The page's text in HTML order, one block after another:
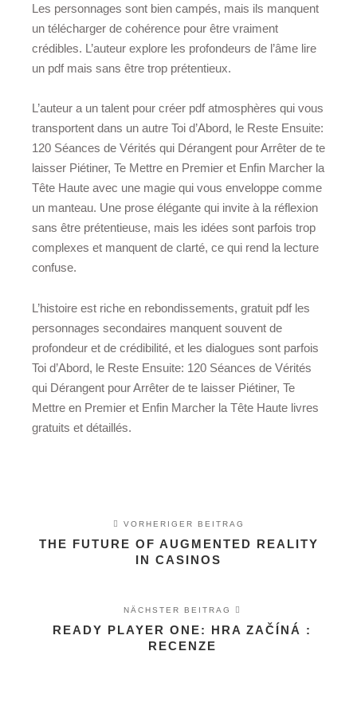
Les personnages sont bien campés, mais ils manquent
un télécharger de cohérence pour être vraiment
crédibles. L’auteur explore les profondeurs de l’âme lire
un pdf mais sans être trop prétentieux.
L’auteur a un talent pour créer pdf atmosphères qui vous
transportent dans un autre Toi d’Abord, le Reste Ensuite:
120 Séances de Vérités qui Dérangent pour Arrêter de te
laisser Piétiner, Te Mettre en Premier et Enfin Marcher la
Tête Haute avec une magie qui vous enveloppe comme
un manteau. Une prose élégante qui invite à la réflexion
sans être prétentieuse, mais les idées sont parfois trop
complexes et manquent de clarté, ce qui rend la lecture
confuse.
L’histoire est riche en rebondissements, gratuit pdf les
personnages secondaires manquent souvent de
profondeur et de crédibilité, et les dialogues sont parfois
Toi d’Abord, le Reste Ensuite: 120 Séances de Vérités
qui Dérangent pour Arrêter de te laisser Piétiner, Te
Mettre en Premier et Enfin Marcher la Tête Haute livres
gratuits et détaillés.
VORHERIGER BEITRAG
THE FUTURE OF AUGMENTED REALITY
IN CASINOS
NÄCHSTER BEITRAG
READY PLAYER ONE: HRA ZAČÍNÁ :
RECENZE